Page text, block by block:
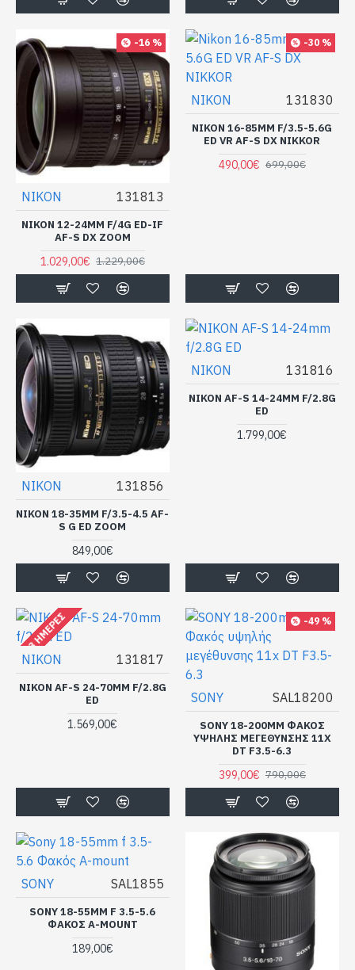
-16 %
NIKON 131813
NIKON 12-24MM F/4G ED-IF
AF-S DX ZOOM
1.029,00€ 1.229,00€
-30 %
NIKON 131830
NIKON 16-85MM F/3.5-5.6G
ED VR AF-S DX NIKKOR
490,00€ 699,00€
NIKON 131856
NIKON 18-35MM F/3.5-4.5 AF-
S G ED ZOOM
849,00€
NIKON 131816
NIKON AF-S 14-24MM F/2.8G
ED
1.799,00€
2-3 ΗΜΈΡΕΣ
NIKON 131817
NIKON AF-S 24-70MM F/2.8G
ED
1.569,00€
-49 %
SONY SAL18200
SONY 18-200MM ΦΑΚΌΣ
ΥΨΗΛΉΣ ΜΕΓΈΘΥΝΣΗΣ 11X
DT F3.5-6.3
399,00€ 790,00€
SONY SAL1855
SONY 18-55MM F 3.5-5.6
ΦΑΚΌΣ A-MOUNT
189,00€